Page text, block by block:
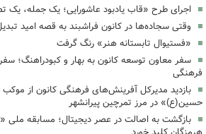
اجرای طرح «قاب یادبود عاشورایی؛ یک جمله، یک
وقتی سجاده‌ها در کانون فراشبند به قصه امید
«فستیوال تابستانه هنر» رنگ گرفت
سفر معاون توسعه کانون به بهار و کبودراهنگ؛
فرهنگی
بازدید مدیرکل آفرینش‌های فرهنگی کانون از
حسین(ع)» در مرز تمرچین پیرانشهر
بازگشت به اصالت در عصر دیجیتال؛ مسابقه ملی